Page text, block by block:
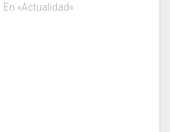
En «Actualidad»